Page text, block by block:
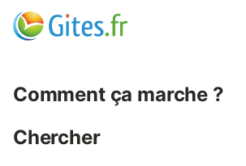
Comment ça marche ?
Chercher